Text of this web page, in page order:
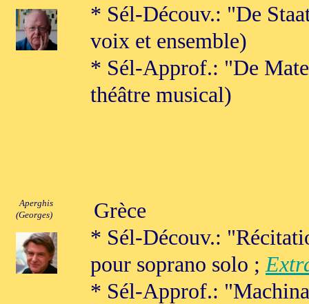
* Sél-Découv.: "De
voix et ensemble)
* Sél-Approf.: "De
théâtre musical)
Aperghis
(Georges)
Grèce
* Sél-Découv.:
pour soprano solo ;
* Sél-Approf.: